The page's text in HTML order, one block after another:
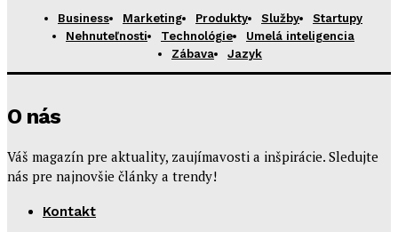
Business Marketing Produkty Služby
Startupy
Nehnuteľnosti
Technológie
Umelá inteligencia
Zábava
Jazyk
O nás
Váš magazín pre aktuality, zaujímavosti a inšpirácie. Sledujte
nás pre najnovšie články a trendy!
Kontakt